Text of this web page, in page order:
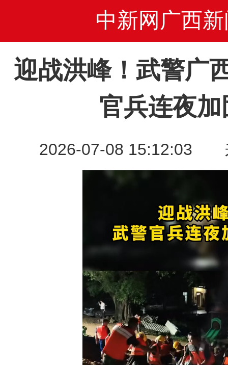
中新网广西新
迎战洪峰！武警广
官兵连夜
2026-07-08 15:12:03